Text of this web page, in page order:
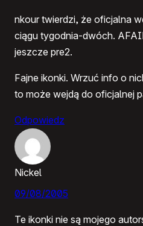
nkour twierdzi, że oficjalna
ciągu tygodnia-dwóch.
jeszcze pre2.
Fajne ikonki. Wrzuć info o
to może wejdą do oficjalnej
Odpowiedz
Nickel
09/08/2005
Te ikonki nie są mojego